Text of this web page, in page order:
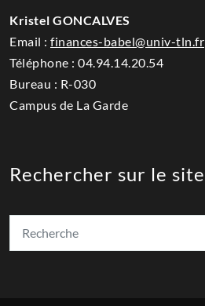
Kristel GONCALVES
Email : finances-babel@univ-tln.fr
Téléphone : 04.94.14.20.54
Bureau : R-030
Campus de La Garde
Rechercher sur le site